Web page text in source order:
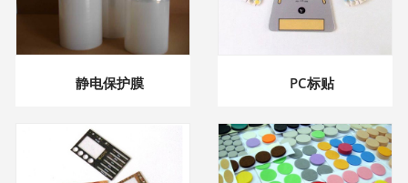
静电保护膜 PC标贴